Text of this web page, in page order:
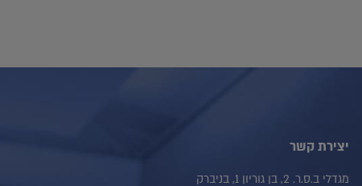
יצירת קשר
מגדלי ב.ס.ר. 2, בן גוריון 1, בניברק